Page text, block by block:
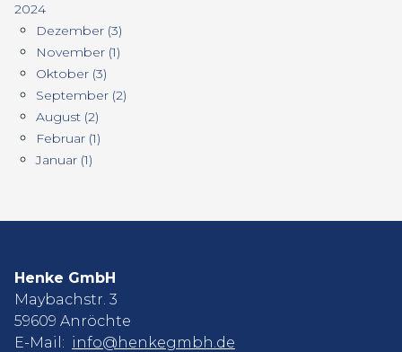
2024
Dezember (3)
November (1)
Oktober (3)
September (2)
August (2)
Februar (1)
Januar (1)
Henke GmbH
Maybachstr. 3
59609 Anröchte
E-Mail: info@henkegmbh.de